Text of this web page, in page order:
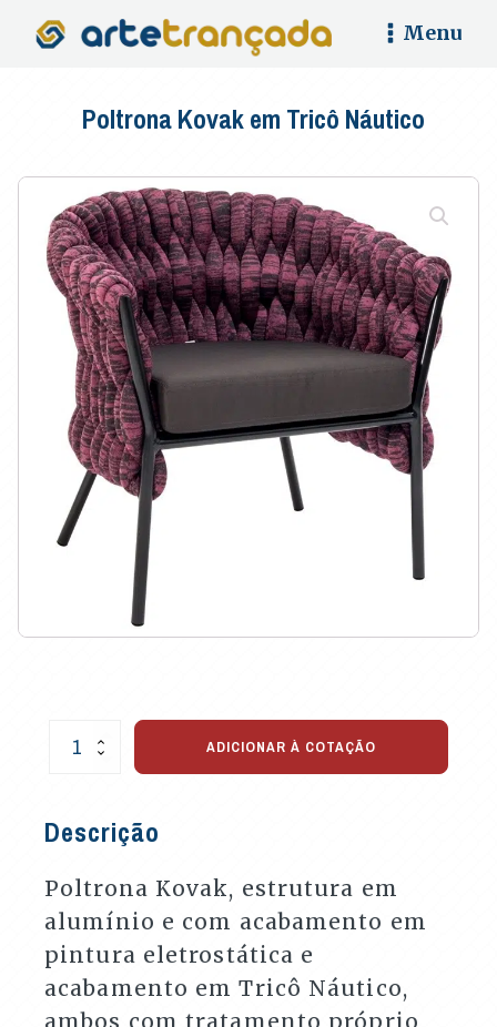
Menu
Poltrona Kovak em Tricô Náutico
Poltrona
Náutico
quantidade
ADICIONAR À COTAÇÃO
Descrição
Poltrona Kovak, estrutura em
alumínio e com acabamento em
pintura eletrostática e
acabamento em Tricô Náutico,
ambos com tratamento próprio